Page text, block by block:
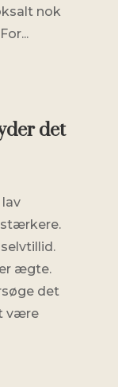
nok
det
stærkere.
ægte.
det
være